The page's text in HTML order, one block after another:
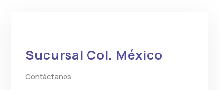
Sucursal Col. México
Contáctanos